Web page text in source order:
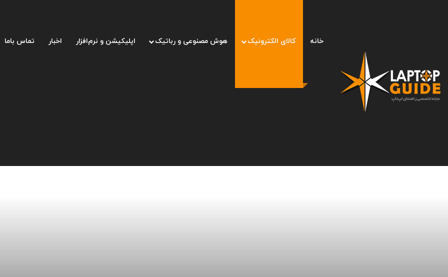
خانه کالای الکترونیک هوش مصنوعی و رباتیک اپلیکیشن و نرم‌افزار اخبار تماس باما
صفحه اصلی